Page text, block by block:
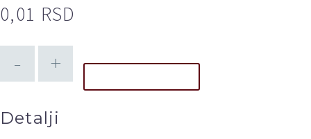
0,01 RSD
- +
Detalji